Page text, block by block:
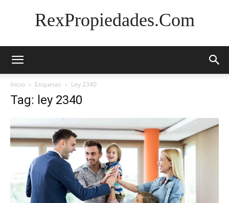
RexPropiedades.Com
Inicio Etiquetas Ley 2340
Tag: ley 2340